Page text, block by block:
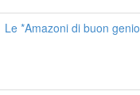
Le *Amazoni di buon genio